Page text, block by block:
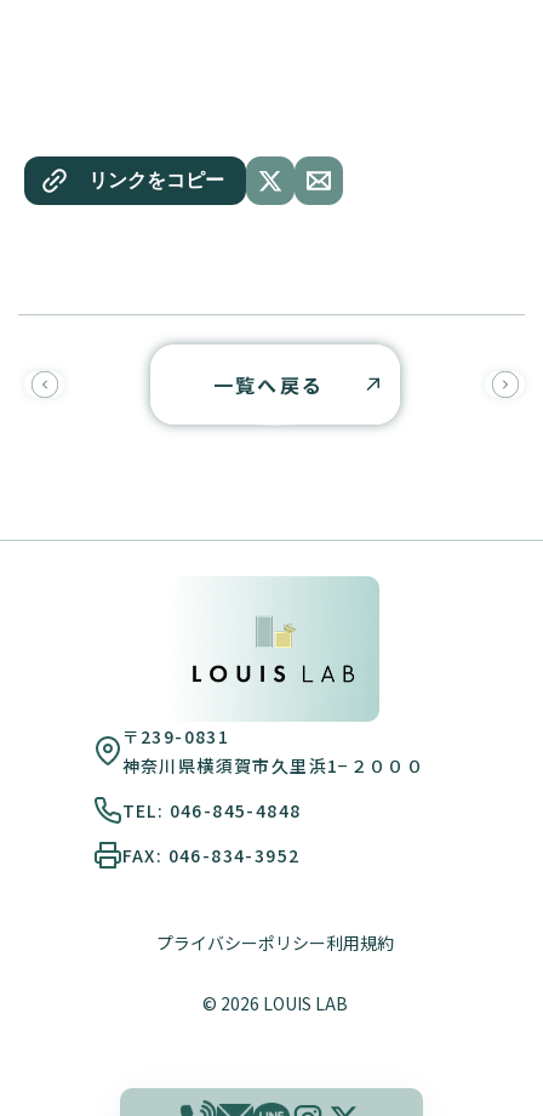
リンクをコピー
一覧へ戻る
〒239-0831
神奈川県横須賀市久里浜1−２０００
TEL: 046-845-4848
FAX: 046-834-3952
© 2026 LOUIS LAB
プライバシーポリシー利用規約